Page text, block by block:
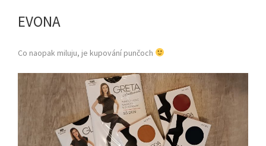
EVONA
Co naopak miluju, je kupování punčoch